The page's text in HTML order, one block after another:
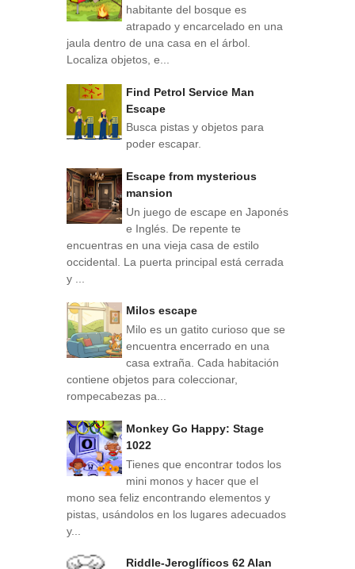
habitante del bosque es
atrapado y encarcelado en una
jaula dentro de una casa en el árbol.
Localiza objetos, e...
Find Petrol Service Man
Escape
Busca pistas y objetos para
poder escapar.
Escape from mysterious
mansion
Un juego de escape en Japonés
e Inglés. De repente te
encuentras en una vieja casa de estilo
occidental. La puerta principal está cerrada
y ...
Milos escape
Milo es un gatito curioso que se
encuentra encerrado en una
casa extraña. Cada habitación
contiene objetos para coleccionar,
rompecabezas pa...
Monkey Go Happy: Stage
1022
Tienes que encontrar todos los
mini monos y hacer que el
mono sea feliz encontrando elementos y
pistas, usándolos en los lugares adecuados
y...
Riddle-Jeroglíficos 62 Alan